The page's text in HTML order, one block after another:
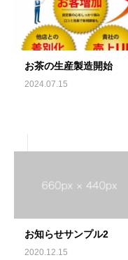
お茶の生産製造開始
2024.07.15
お知らせサンプル2
2020.12.15